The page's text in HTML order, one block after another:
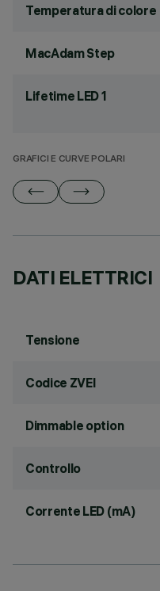
Temperatura di colore
MacAdam Step
Lifetime LED 1
GRAFICI E CURVE POLARI
DATI ELETTRICI
Tensione
Codice ZVEI
Dimmable option
Controllo
Corrente LED (mA)